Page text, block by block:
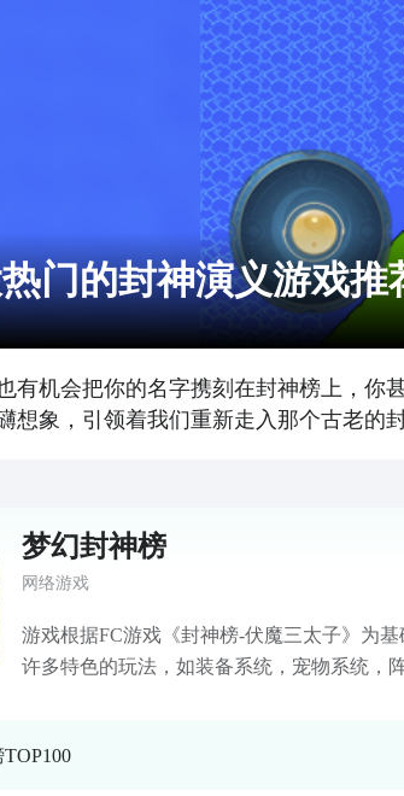
门的封神演义游戏推
有机会把你的名字携刻在封神榜上，你
想象，引领着我们重新走入那个古老的
梦幻封神榜
网络游戏
游戏根据FC游戏《封神榜-伏魔三太子》为
许多特色的玩法，如装备系统，宠物系统，
化，装备品质宠物系统：可以捕捉敌人帮助